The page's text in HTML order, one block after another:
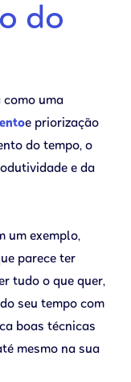
do
como uma
e priorização
do tempo, o
e da
um exemplo,
parece ter
tudo o que quer,
seu tempo com
boas técnicas
mesmo na sua